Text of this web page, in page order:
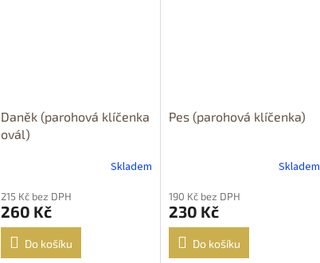
Daněk (parohová klíčenka
ovál)
Skladem
215 Kč bez DPH
260 Kč
Do košíku
Pes (parohová klíčenka)
Skladem
190 Kč bez DPH
230 Kč
Do košíku